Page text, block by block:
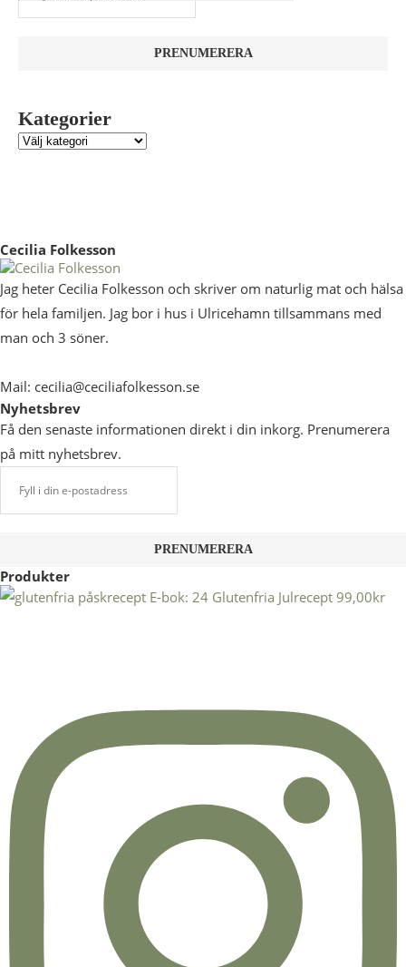
Kategorier
Cecilia Folkesson
Jag heter Cecilia Folkesson och skriver om naturlig mat och hälsa
för hela familjen. Jag bor i hus i Ulricehamn tillsammans med
man och 3 söner.
Mail: cecilia@ceciliafolkesson.se
Nyhetsbrev
Få den senaste informationen direkt i din inkorg. Prenumerera
på mitt nyhetsbrev.
Produkter
E-bok: 24 Glutenfria Julrecept 99,00kr